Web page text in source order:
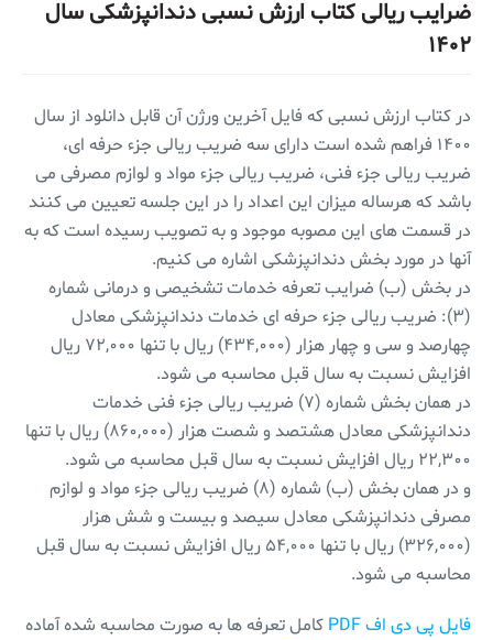
ضرایب ریالی کتاب ارزش نسبی دندانپزشکی سال
۱۴۰۲
در کتاب ارزش نسبی که فایل آخرین ورژن آن قابل دانلود از سال
۱۴۰۰ فراهم شده است دارای سه ضریب ریالی جزء حرفه ای،
ضریب ریالی جزء فنی، ضریب ریالی جزء مواد و لوازم مصرفی می
باشد که هرساله میزان این اعداد را در این جلسه تعیین می کنند
در قسمت های این مصوبه موجود و به تصویب رسیده است که به
آنها در مورد بخش دندانپزشکی اشاره می کنیم.
در بخش (ب) ضرایب تعرفه خدمات تشخیصی و درمانی شماره
(۳): ضریب ریالی جزء حرفه ای خدمات دندانپزشکی معادل
چهارصد و سی و چهار هزار (۴۳۴,۰۰۰) ریال با تنها ۷۲,۰۰۰ ریال
افزایش نسبت به سال قبل محاسبه می شود.
در همان بخش شماره (۷) ضریب ریالی جزء فنی خدمات
دندانپزشکی معادل هشتصد و شصت هزار (۸۶۰,۰۰۰) ریال با تنها
۲۲,۳۰۰ ریال افزایش نسبت به سال قبل محاسبه می شود.
و در همان بخش (ب) شماره (۸) ضریب ریالی جزء مواد و لوازم
مصرفی دندانپزشکی معادل سیصد و بیست و شش هزار
(۳۲۶,۰۰۰) ریال با تنها ۵۴,۰۰۰ ریال افزایش نسبت به سال قبل
محاسبه می شود.
فایل پی دی اف PDF
کامل تعرفه ها به صورت محاسبه شده آماده